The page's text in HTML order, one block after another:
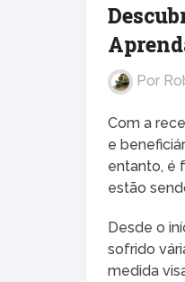
Por
Com a
e
entanto, é
estão
Desde o
sofrido
medida